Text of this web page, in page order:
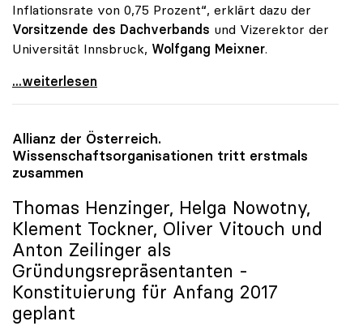
Inflationsrate von 0,75 Prozent“, erklärt dazu der
Vorsitzende des Dachverbands und Vizerektor der
Universität Innsbruck, Wolfgang Meixner.
Universitäten: Gehaltsabschluss 2017 mit
...weiterlesen
Allianz der Österreich.
Wissenschaftsorganisationen tritt erstmals
zusammen
Thomas Henzinger, Helga Nowotny,
Klement Tockner, Oliver Vitouch und
Anton Zeilinger als
Gründungsrepräsentanten -
Konstituierung für Anfang 2017
geplant